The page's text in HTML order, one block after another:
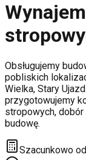
Obsługujemy
pobliskich
Wielka, Stary Ujazd
przygotowujemy
stropowych,
budowę.
Szacunkowo